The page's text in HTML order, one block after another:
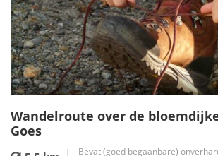
Wandelroute over de
Goes
Bevat (goed begaanbare)